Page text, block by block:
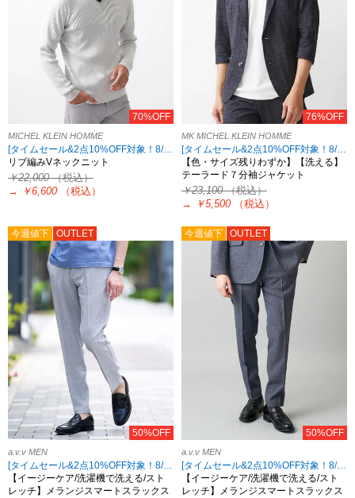
70%OFF
MICHEL KLEIN HOMME
[タイムセール&2点10%OFF対象！8/17 8:59まで アウトレット限定]
リブ編みVネックニット
￥22,000（税込）
→
￥6,600 （税込）
76%OFF
MK MICHEL KLEIN HOMME
[タイムセール&2点10%OFF対象！8/17 8:59まで アウトレット限定]
【色・サイズ残りわずか】【洗える】
テーラード７分袖ジャケット
￥23,100（税込）
→
￥5,500 （税込）
今週値下 OUTLET
50%OFF
a.v.v MEN
[タイムセール&2点10%OFF対象！8/17 8:59まで]
【イージーケア/洗濯機で洗える/スト
レッチ】メランジスマートスラックス
今週値下 OUTLET
50%OFF
a.v.v MEN
[タイムセール&2点10%OFF対象！8/17 8:59まで]
【イージーケア/洗濯機で洗える/スト
レッチ】メランジスマートスラックス